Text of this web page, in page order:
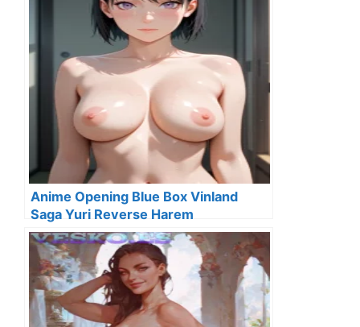
Anime Opening Blue Box Vinland
Saga Yuri Reverse Harem